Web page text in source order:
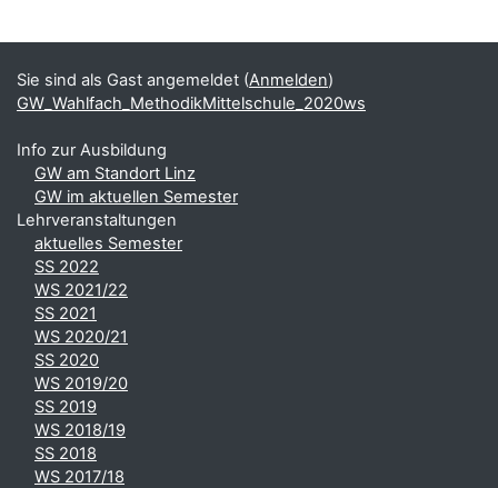
Ergänzungsblöcke
Sie sind als Gast angemeldet (Anmelden)
GW_Wahlfach_MethodikMittelschule_2020ws
Info zur Ausbildung
GW am Standort Linz
GW im aktuellen Semester
Lehrveranstaltungen
aktuelles Semester
SS 2022
WS 2021/22
SS 2021
WS 2020/21
SS 2020
WS 2019/20
SS 2019
WS 2018/19
SS 2018
WS 2017/18